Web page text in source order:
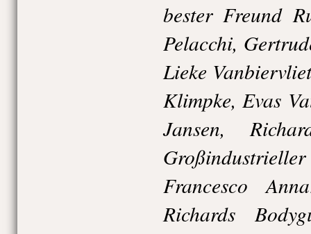
bester Freund
Pelacchi,
Lieke
Klimpke, Evas
Jansen,
Francesco
Richards